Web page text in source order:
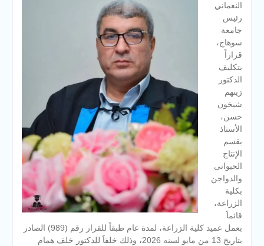
النعماني
رئيس
جامعة
سوهاج،
قراراً
بتكليف
الدكتور
زينهم
شيخون
حسن،
الأستاذ
بقسم
الإنتاج
الحيوانى
والدواجن
بكلية
الزراعة،
قائماََ
بعمل عميد كلية الزراعة، لمدة عام طبقاً للقرار رقم (989) الصادر
بتاريخ 13 من مايو لسنه 2026، وذلك خلفاََ للدكتور خلف همام